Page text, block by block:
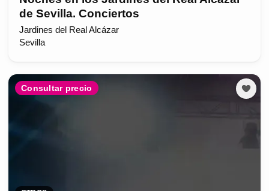
de Sevilla. Conciertos
Jardines del Real Alcázar
Sevilla
Consultar precio